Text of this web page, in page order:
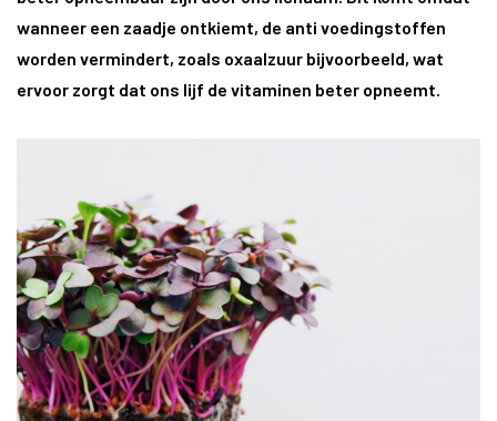
wanneer een zaadje ontkiemt, de anti voedingstoffen
worden vermindert, zoals oxaalzuur bijvoorbeeld, wat
ervoor zorgt dat ons lijf de vitaminen beter opneemt.